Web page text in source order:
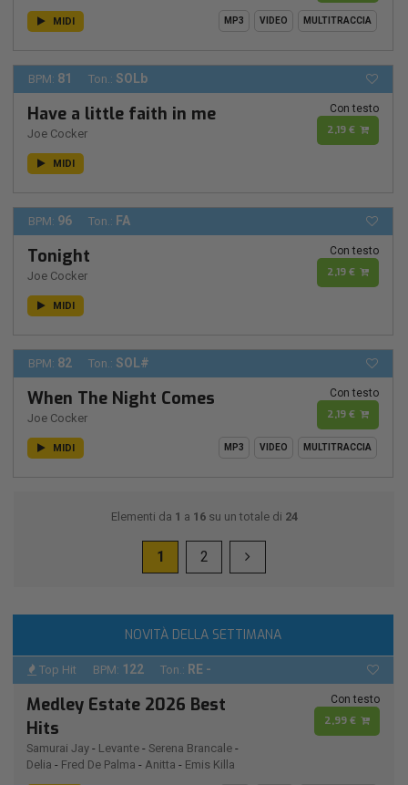
MIDI MP3 VIDEO MULTITRACCIA
BPM: 81 Ton.: SOLb
Have a little faith in me
Joe Cocker
Con testo
2,19 €
MIDI
BPM: 96 Ton.: FA
Tonight
Joe Cocker
Con testo
2,19 €
MIDI
BPM: 82 Ton.: SOL#
When The Night Comes
Joe Cocker
Con testo
2,19 €
MIDI MP3 VIDEO MULTITRACCIA
Elementi da 1 a 16su un totale di 24
1 2
NOVITÀ DELLA SETTIMANA
Top Hit BPM: 122 Ton.: RE -
Medley Estate 2026 Best
Hits
Samurai Jay - Levante - Serena Brancale -
Delia - Fred De Palma - Anitta - Emis Killa
Con testo
2,99 €